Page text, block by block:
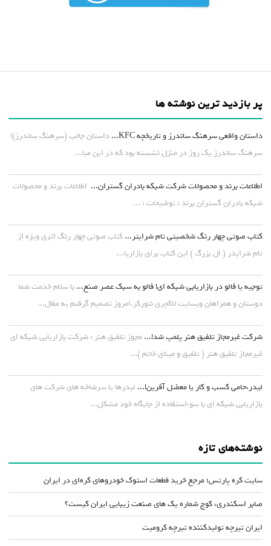
پر بازدید ترین نوشته ها
داستان واقعی سرهنگ ساندرز و تاریخچه KFC...
داستان جالب (سرهنگ ساندرز)!
سرهنگ ساندرز یک روز در منزل نشسته بود که در این میا...
اطلاعات برند و محصولات شرکت شبکه بادران گستران... اطلاعات برند و محصولات
شبکه بادران گستران برند : توضیحات : ...
کتاب صوتی چهار رنگ شخصیتی تام شرایتر... کتاب صوتی چهار رنگ اثری ویژه از
تام شرایدر ( ال بزرگ ) این کتاب برای بازاریا...
توجیه یا فالو در بازاریابی شبکه ای! فالو به سبک عصر صنع... با سلام خدمت شما
دوستان و همراهان وبسایت لاکچری نتورکر.امروز تصمیم گرفتم یه مقال...
شرکت غیرمجاز تلفیق هنر پلمپ شد!... مجوز تلفیق هنر : شرکت بازاریابی شبکه ای
غیرمجاز تلفیق هنر ( تلفیق و مینای خاتم )...
لیدر،حامی کسب و کار یا معضل آفرین!... لیدرها یا سرشاخه های شرکت های
بازاریابی شبکه ای با سوءاستفاده از جایگاه خود مشکل...
نوشته‌های تازه
سایت کره پارتس؛ مرجع خرید قطعات استوک خودروهای کره‌ای در ایران
صابر اسکندری، کوچ شماره یک های صنعت زیبایی ایران کیست؟
ایران تیرچه تولیدکننده تیرچه کرومیت